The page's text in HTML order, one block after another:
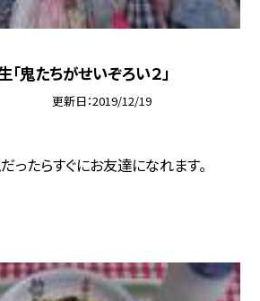
鬼たちがせいぞろい２」
更新日 2019/12/19
ったらすぐにお友達になれます。